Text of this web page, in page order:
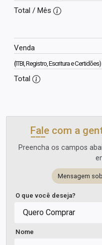
Total / Mês
Venda
(ITBI, Registro, Escritura e Certidões)
Total
Fale com a
Preencha os campos
Mensagem
O que você deseja?
Quero Comprar
Nome